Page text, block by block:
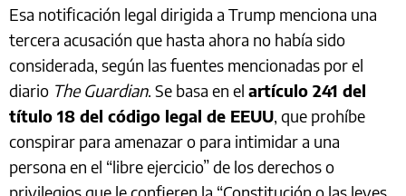
Esa notificación legal dirigida a Trump menciona una
tercera acusación que hasta ahora no había sido
considerada, según las fuentes mencionadas por el
diario The Guardian. Se basa en el artículo 241 del
título 18 del código legal de EEUU, que prohíbe
conspirar para amenazar o para intimidar a una
persona en el “libre ejercicio” de los derechos o